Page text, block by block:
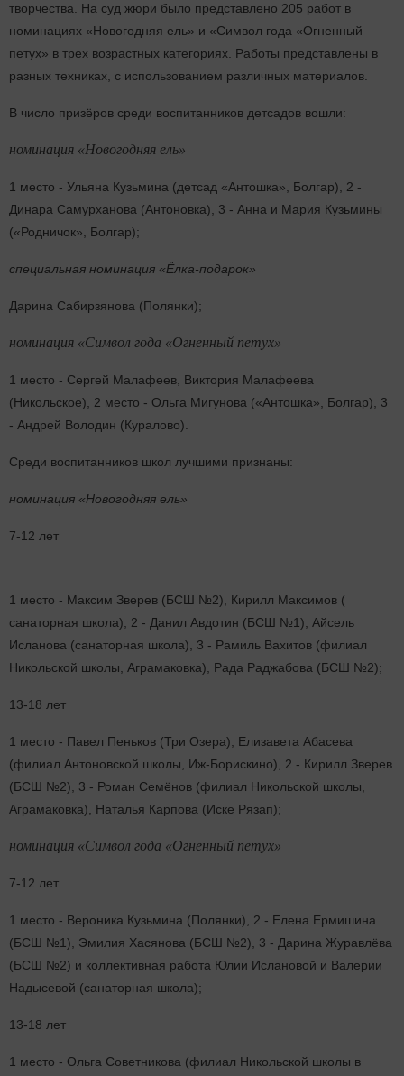
творчества. На суд жюри было представлено 205 работ в
номинациях «Новогодняя ель» и «Символ года «Огненный
петух» в трех возрастных категориях. Работы представлены в
разных техниках, с использованием различных материалов.
В число призёров среди воспитанников детсадов вошли:
номинация «Новогодняя ель»
1 место - Ульяна Кузьмина (детсад «Антошка», Болгар), 2 -
Динара Самурханова (Антоновка), 3 - Анна и Мария Кузьмины
(«Родничок», Болгар);
специальная номинация «Ёлка-подарок»
Дарина Сабирзянова (Полянки);
номинация «Символ года «Огненный петух»
1 место - Сергей Малафеев, Виктория Малафеева
(Никольское), 2 место - Ольга Мигунова («Антошка», Болгар), 3
- Андрей Володин (Куралово).
Среди воспитанников школ лучшими признаны:
номинация «Новогодняя ель»
7-12 лет
1 место - Максим Зверев (БСШ №2), Кирилл Максимов (
санаторная школа), 2 - Данил Авдотин (БСШ №1), Айсель
Исланова (санаторная школа), 3 - Рамиль Вахитов (филиал
Никольской школы, Аграмаковка), Рада Раджабова (БСШ №2);
13-18 лет
1 место - Павел Пеньков (Три Озера), Елизавета Абасева
(филиал Антоновской школы, Иж-Борискино), 2 - Кирилл Зверев
(БСШ №2), 3 - Роман Семёнов (филиал Никольской школы,
Аграмаковка), Наталья Карпова (Иске Рязап);
номинация «Символ года «Огненный петух»
7-12 лет
1 место - Вероника Кузьмина (Полянки), 2 - Елена Ермишина
(БСШ №1), Эмилия Хасянова (БСШ №2), 3 - Дарина Журавлёва
(БСШ №2) и коллективная работа Юлии Ислановой и Валерии
Надысевой (санаторная школа);
13-18 лет
1 место - Ольга Советникова (филиал Никольской школы в